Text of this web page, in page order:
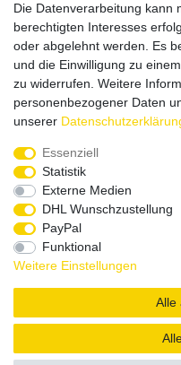
Versandpartner
Service & Kontakt
Rufen Sie uns an
0375 - 21459172
Widerrufsrecht |
Die Datenverarbeitung kann
berechtigten Interesses
oder abgelehnt werden. Es
und die Einwilligung zu
zu widerrufen. Weitere
personenbezogener Daten
unserer
Essenziell
Statistik
Externe Medien
DHL Wunschzustellung
PayPal
Funktional
Weitere Einstellungen
Alle